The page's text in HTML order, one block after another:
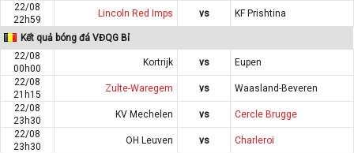
22/08
22h59
Lincoln Red Imps vs KF Prishtina
Kết quả bóng đá VĐQG Bỉ
22/08
00h00
Kortrijk vs
Eupen
22/08
21h15
Zulte-Waregem vs
Waasland-Beveren
22/08
23h30
KV Mechelen vs
Cercle Brugge
22/08
23h30
OH Leuven vs Charleroi